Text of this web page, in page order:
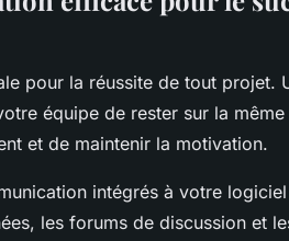
pour la réussite de tout projet.
équipe de rester sur la
et de maintenir la motivation.
intégrés à votre
les forums de discussion et